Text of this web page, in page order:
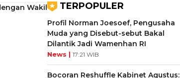
Wakil
TERPOPULER
Profil Norman Joesoef, Pengusaha
Muda yang Disebut-sebut Bakal
Dilantik Jadi Wamenhan RI
News | 17:21 WIB
Bocoran Reshuffle Kabinet Agustus: